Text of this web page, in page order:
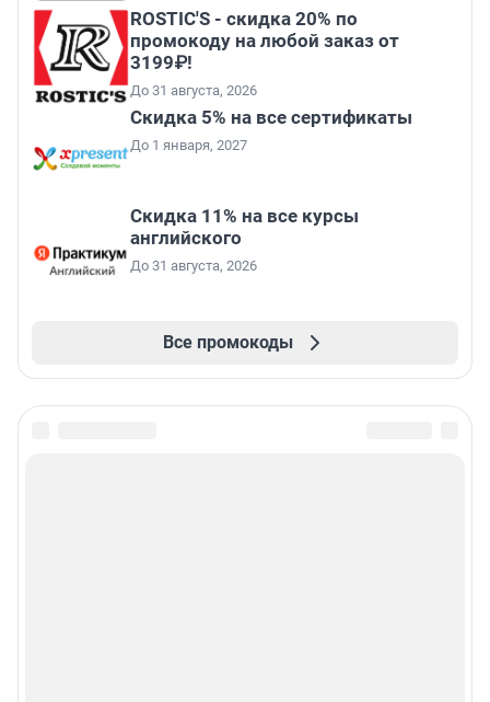
ROSTIC'S - скидка 20% по
промокоду на любой заказ от
3199₽!
До 31 августа, 2026
Скидка 5% на все сертификаты
До 1 января, 2027
Скидка 11% на все курсы
английского
До 31 августа, 2026
Все промокоды